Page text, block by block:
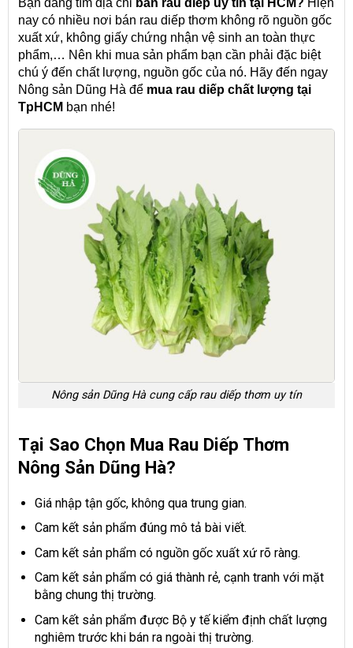
Bạn đang tìm địa chỉ bán rau diếp uy tín tại HCM? Hiện
nay có nhiều nơi bán rau diếp thơm không rõ nguồn gốc
xuất xứ, không giấy chứng nhận vệ sinh an toàn thực
phẩm,… Nên khi mua sản phẩm bạn cần phải đặc biệt
chú ý đến chất lượng, nguồn gốc của nó. Hãy đến ngay
Nông sản Dũng Hà để mua rau diếp chất lượng tại
TpHCM bạn nhé!
Nông sản Dũng Hà cung cấp rau diếp thơm uy tín
Tại Sao Chọn Mua Rau Diếp Thơm
Nông Sản Dũng Hà?
Giá nhập tận gốc, không qua trung gian.
Cam kết sản phẩm đúng mô tả bài viết.
Cam kết sản phẩm có nguồn gốc xuất xứ rõ ràng.
Cam kết sản phẩm có giá thành rẻ, cạnh tranh với mặt
bằng chung thị trường.
Cam kết sản phẩm được Bộ y tế kiểm định chất lượng
nghiêm trước khi bán ra ngoài thị trường.